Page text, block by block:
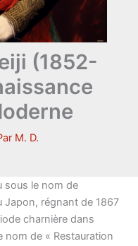
(1852-
M. D.
sous le nom de
Japon, régnant de 1867
charnière dans
nom de « Restauration